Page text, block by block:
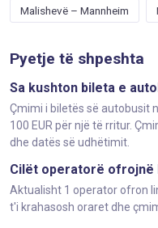
Malishevë – Mannheim
Pyetje të shpeshta
Sa kushton bileta e
Çmimi i biletës së autobusit
100 EUR për një të rritur.
dhe datës së udhëtimit.
Cilët operatorë ofrojnë
Aktualisht 1 operator ofron
t'i krahasosh oraret dhe